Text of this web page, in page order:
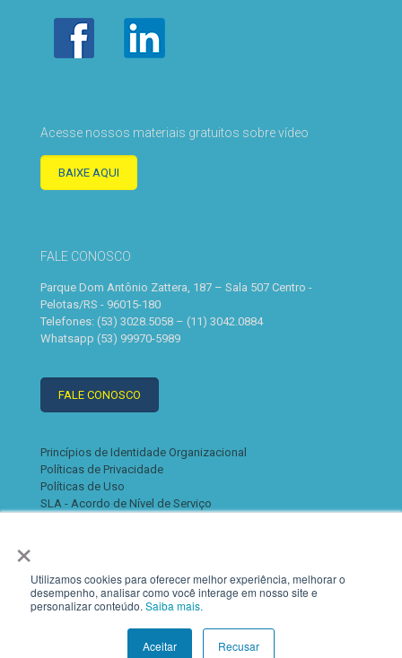
×
Utilizamos cookies para oferecer melhor experiência, melhorar o
desempenho, analisar como você interage em nosso site e
personalizar conteúdo. Saiba mais.
Aceitar Recusar
Acesse nossos materiais gratuitos sobre vídeo
BAIXE AQUI
FALE CONOSCO
Parque Dom Antônio Zattera, 187 – Sala 507 Centro -
Pelotas/RS - 96015-180
Telefones: (53) 3028.5058 – (11) 3042.0884
Whatsapp (53) 99970-5989
FALE CONOSCO
Princípios de Identidade Organizacional
Políticas de Privacidade
Políticas de Uso
SLA - Acordo de Nível de Serviço